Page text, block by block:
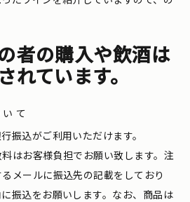
者の購入や飲酒は
れています。
て
振込がご利用いただけます。
はお客様負担でお願い致します。注
メールに振込先の記載をしており
振込をお願いします。なお、商品は